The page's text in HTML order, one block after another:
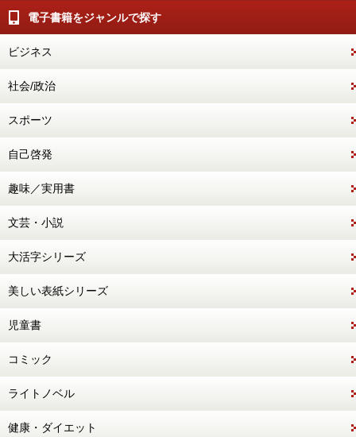
電子書籍をジャンルで探す
ビジネス
社会/政治
スポーツ
自己啓発
趣味／実用書
文芸・小説
大活字シリーズ
美しい表紙シリーズ
児童書
コミック
ライトノベル
健康・ダイエット